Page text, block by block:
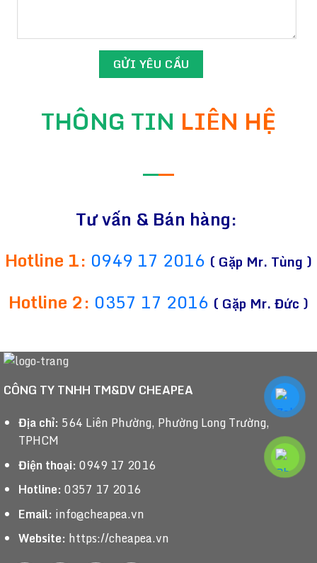
THÔNG TIN LIÊN HỆ
——
Tư vấn & Bán hàng:
Hotline 1: 0949 17 2016 ( Gặp Mr. Tùng )
Hotline 2: 0357 17 2016 ( Gặp Mr. Đức )
CÔNG TY TNHH TM&DV CHEAPEA
Địa chỉ: 564 Liên Phường, Phường Long Trường,
TPHCM
Điện thoại: 0949 17 2016
Hotline: 0357 17 2016
Email: info@cheapea.vn
Website: https://cheapea.vn